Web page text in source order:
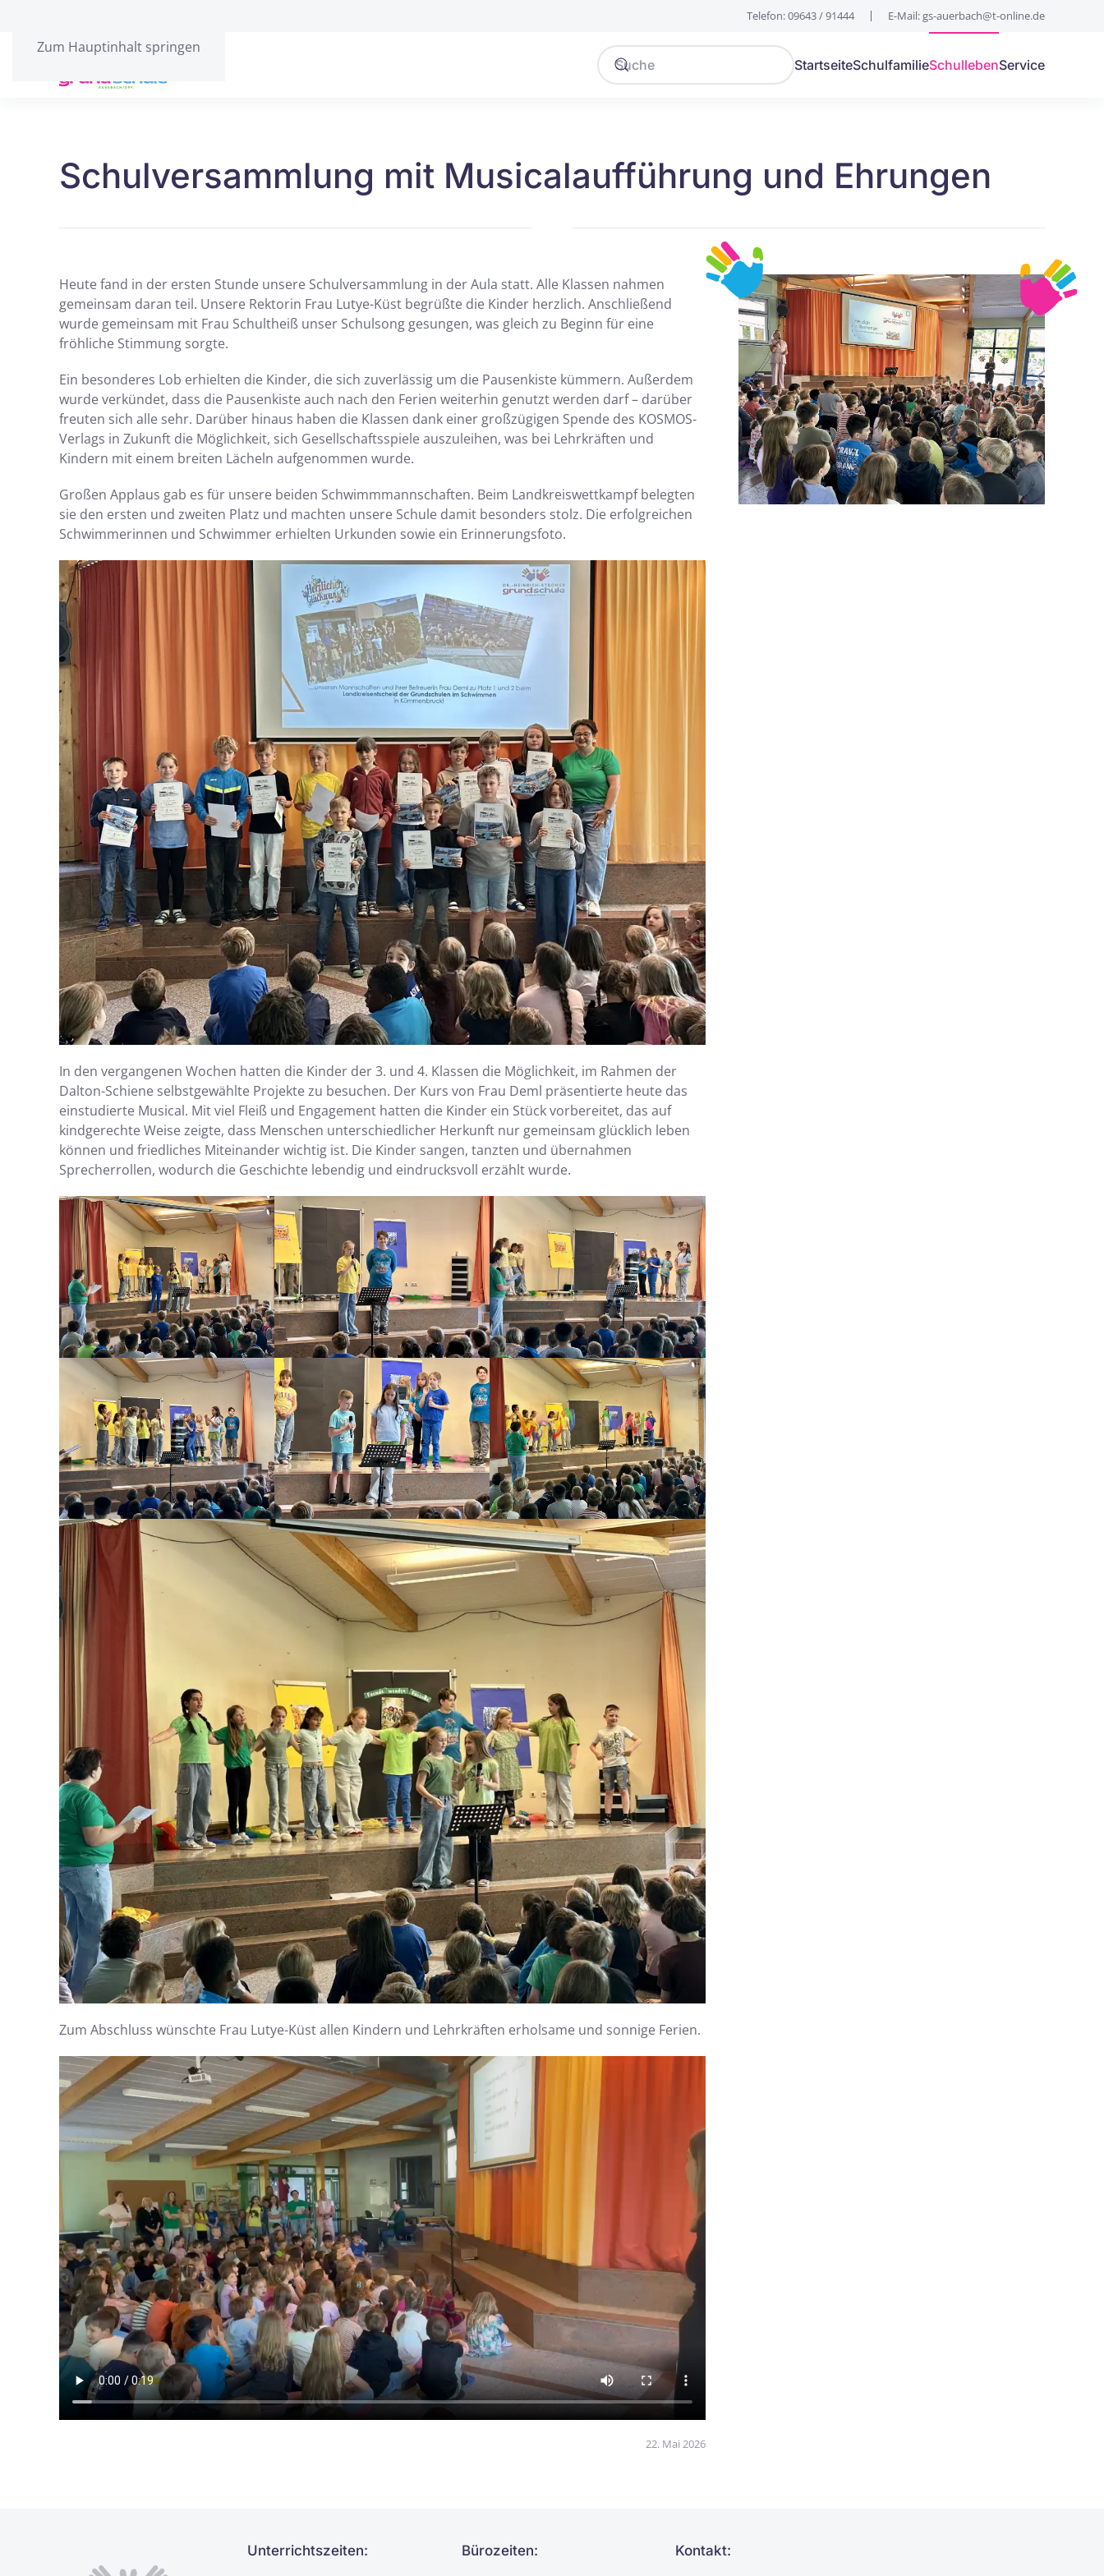
Zum Hauptinhalt springen
Telefon: 09643 / 91444 E-Mail: gs-auerbach@t-online.de
StartseiteSchulfamilieSchullebenService
Schulversammlung mit Musicalaufführung und Ehrungen
Heute fand in der ersten Stunde unsere Schulversammlung in der Aula statt. Alle Klassen nahmen
gemeinsam daran teil. Unsere Rektorin Frau Lutye-Küst begrüßte die Kinder herzlich. Anschließend
wurde gemeinsam mit Frau Schultheiß unser Schulsong gesungen, was gleich zu Beginn für eine
fröhliche Stimmung sorgte.
Ein besonderes Lob erhielten die Kinder, die sich zuverlässig um die Pausenkiste kümmern. Außerdem
wurde verkündet, dass die Pausenkiste auch nach den Ferien weiterhin genutzt werden darf – darüber
freuten sich alle sehr. Darüber hinaus haben die Klassen dank einer großzügigen Spende des KOSMOS-
Verlags in Zukunft die Möglichkeit, sich Gesellschaftsspiele auszuleihen, was bei Lehrkräften und
Kindern mit einem breiten Lächeln aufgenommen wurde.
Großen Applaus gab es für unsere beiden Schwimmmannschaften. Beim Landkreiswettkampf belegten
sie den ersten und zweiten Platz und machten unsere Schule damit besonders stolz. Die erfolgreichen
Schwimmerinnen und Schwimmer erhielten Urkunden sowie ein Erinnerungsfoto.
In den vergangenen Wochen hatten die Kinder der 3. und 4. Klassen die Möglichkeit, im Rahmen der
Dalton-Schiene selbstgewählte Projekte zu besuchen. Der Kurs von Frau Deml präsentierte heute das
einstudierte Musical. Mit viel Fleiß und Engagement hatten die Kinder ein Stück vorbereitet, das auf
kindgerechte Weise zeigte, dass Menschen unterschiedlicher Herkunft nur gemeinsam glücklich leben
können und friedliches Miteinander wichtig ist. Die Kinder sangen, tanzten und übernahmen
Sprecherrollen, wodurch die Geschichte lebendig und eindrucksvoll erzählt wurde.
Zum Abschluss wünschte Frau Lutye-Küst allen Kindern und Lehrkräften erholsame und sonnige Ferien.
22. Mai 2026
Unterrichtszeiten: Bürozeiten: Kontakt: